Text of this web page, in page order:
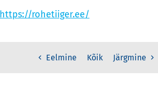
https://rohetiiger.ee/
Eelmine Kõik Järgmine